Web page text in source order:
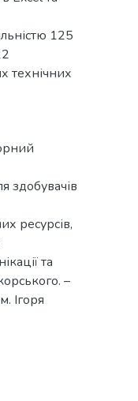
125
технічних
здобувачів
ресурсів,
та
–
Ігоря